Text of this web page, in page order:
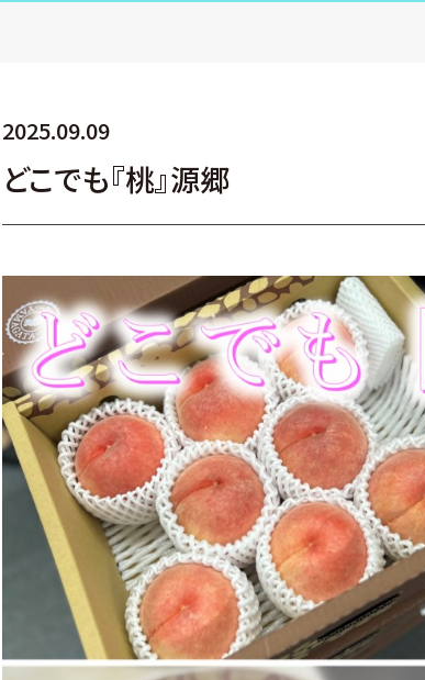
2025.09.09
どこでも『桃』源郷